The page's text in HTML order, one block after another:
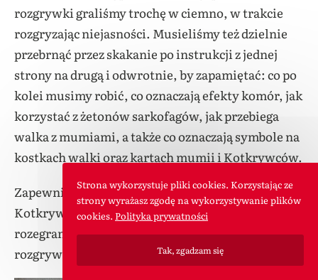
rozgrywki graliśmy trochę w ciemno, w trakcie
rozgryzając niejasności. Musieliśmy też dzielnie
przebrnąć przez skakanie po instrukcji z jednej
strony na drugą i odwrotnie, by zapamiętać: co po
kolei musimy robić, co oznaczają efekty komór, jak
korzystać z żetonów sarkofagów, jak przebiega
walka z mumiami, a także co oznaczają symbole na
kostkach walki oraz kartach mumii i Kotkrywców.
Zapewniam Was jednak, że ostatecznie zasady
Kotkrywców nie są trudne i z każdą kolejną
rozegraną partią gra staje się jaśniejsza, a cała
rozgrywka przebiega płynniej i przyjemniej.
Strona wykorzystuje pliki cookies. Korzystając ze
strony wyrażasz zgodę na wykorzystywanie plików
cookies. Polityka prywatności
Tak, zgadzam się